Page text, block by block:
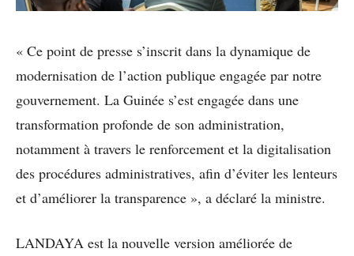
« Ce point de presse s’inscrit dans la dynamique de
modernisation de l’action publique engagée par notre
gouvernement. La Guinée s’est engagée dans une
transformation profonde de son administration,
notamment à travers le renforcement et la digitalisation
des procédures administratives, afin d’éviter les lenteurs
et d’améliorer la transparence », a déclaré la ministre.
LANDAYA est la nouvelle version améliorée de